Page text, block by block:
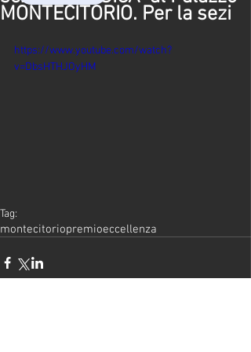
MONTECITORIO. Per la sezi
https://www.youtube.com/watch?
v=DbsHTHJOyHM
Tag:
montecitoriopremioeccellenza